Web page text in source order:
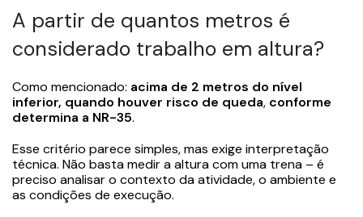
A partir de quantos metros é
considerado trabalho em altura?
Como mencionado: acima de 2 metros do nível
inferior, quando houver risco de queda, conforme
determina a NR-35.
Esse critério parece simples, mas exige interpretação
técnica. Não basta medir a altura com uma trena – é
preciso analisar o contexto da atividade, o ambiente e
as condições de execução.